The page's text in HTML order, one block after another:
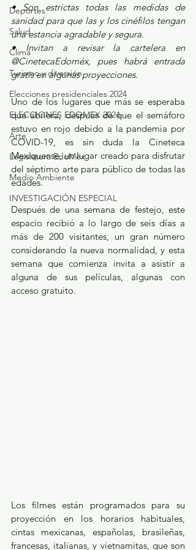
Deportes
Salud
Clima
Turismo y diversión
Elecciones presidenciales 2024
ELECCIONES EDOMEX 2024
Arte
Legislatura EdoMéx
Medio Ambiente
INVESTIGACIÓN ESPECIAL
• Son estrictas todas las medidas de
sanidad para que las y los cinéfilos tengan
una estancia agradable y segura.
• Invitan a revisar la cartelera en
@CinetecaEdoméx, pues habrá entrada
gratis en algunas proyecciones.
Uno de los lugares que más se esperaba
que abriera, después de que el semáforo
estuvo en rojo debido a la pandemia por
COVID-19, es sin duda la Cineteca
Mexiquense, un lugar creado para disfrutar
del séptimo arte para público de todas las
edades.
Después de una semana de festejo, este
espacio recibió a lo largo de seis días a
más de 200 visitantes, un gran número
considerando la nueva normalidad, y esta
semana que comienza invita a asistir a
alguna de sus películas, algunas con
acceso gratuito.
Los filmes están programados para su
proyección en los horarios habituales,
cintas mexicanas, españolas, brasileñas,
francesas, italianas, y vietnamitas, que son